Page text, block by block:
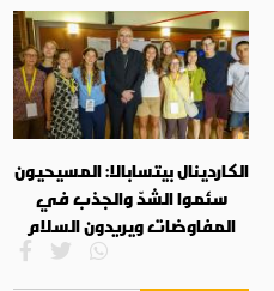
الكاردينال بيتسابالا: المسيحيون
سئموا الشدّ والجذب في
المفاوضات ويريدون السلام